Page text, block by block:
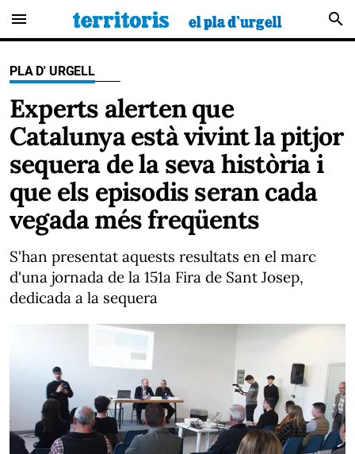
menu search
PLA D' URGELL
Experts alerten que
Catalunya està vivint la pitjor
sequera de la seva història i
que els episodis seran cada
vegada més freqüents
S'han presentat aquests resultats en el marc
d'una jornada de la 151a Fira de Sant Josep,
dedicada a la sequera